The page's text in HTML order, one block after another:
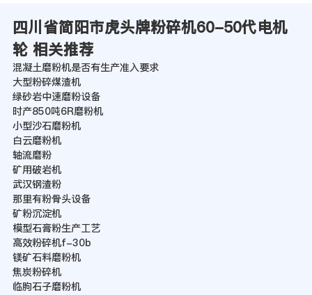
四川省简阳市虎头牌粉碎机60-50代电机
轮 相关推荐
混凝土磨粉机是否有生产准入要求
大型粉碎煤渣机
绿砂岩中速磨粉设备
时产850吨6R磨粉机
小型沙石磨粉机
白云磨粉机
轴流磨粉
矿用破岩机
武汉钢渣粉
那里有粉骨头设备
矿粉沉淀机
模型石膏粉生产工艺
高效粉碎机f-30b
镁矿石料磨粉机
焦炭粉碎机
临朐石子磨粉机